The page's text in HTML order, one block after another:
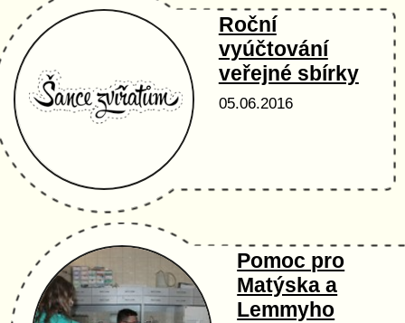
Roční
vyúčtování
veřejné sbírky
05.06.2016
Pomoc pro
Matýska a
Lemmyho